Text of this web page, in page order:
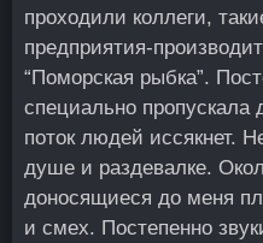
проходили коллеги,
предприятия-
“Поморская рыбка”.
специально пропускала
поток людей иссякнет.
душе и раздевалке.
доносящиеся до меня
и смех. Постепенно